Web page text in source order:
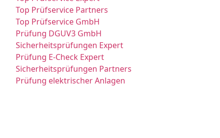
Top Prüfservice Partners
Top Prüfservice GmbH
Prüfung DGUV3 GmbH
Sicherheitsprüfungen Expert
Prüfung E-Check Expert
Sicherheitsprüfungen Partners
Prüfung elektrischer Anlagen